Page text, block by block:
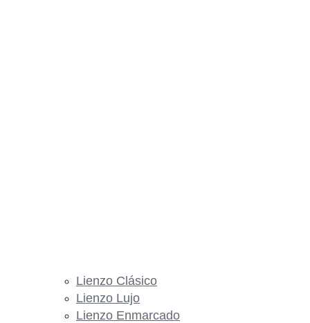
Lienzo Clásico
Lienzo Lujo
Lienzo Enmarcado